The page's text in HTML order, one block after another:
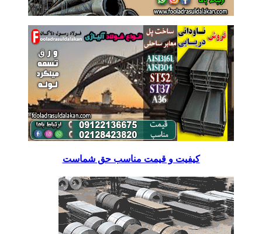
کیفیت و قیمت مناسب حق شماست